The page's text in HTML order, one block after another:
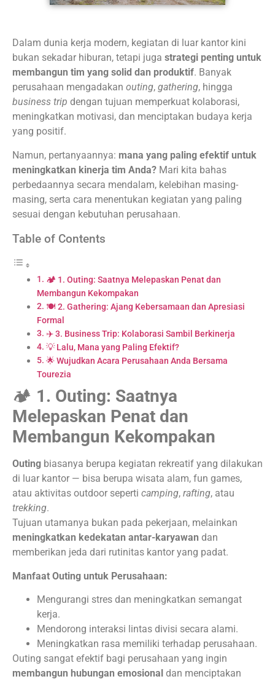
Dalam dunia kerja modern, kegiatan di luar kantor kini
bukan sekadar hiburan, tetapi juga strategi penting untuk
membangun tim yang solid dan produktif. Banyak
perusahaan mengadakan outing, gathering, hingga
business trip dengan tujuan memperkuat kolaborasi,
meningkatkan motivasi, dan menciptakan budaya kerja
yang positif.
Namun, pertanyaannya: mana yang paling efektif untuk
meningkatkan kinerja tim Anda? Mari kita bahas
perbedaannya secara mendalam, kelebihan masing-
masing, serta cara menentukan kegiatan yang paling
sesuai dengan kebutuhan perusahaan.
Table of Contents
🏕️ 1. Outing: Saatnya Melepaskan Penat dan
Membangun Kekompakan
🍽️ 2. Gathering: Ajang Kebersamaan dan Apresiasi
Formal
✈️ 3. Business Trip: Kolaborasi Sambil Berkinerja
💡 Lalu, Mana yang Paling Efektif?
🌟 Wujudkan Acara Perusahaan Anda Bersama
Tourezia
🏕️ 1. Outing: Saatnya
Melepaskan Penat dan
Membangun Kekompakan
Outing biasanya berupa kegiatan rekreatif yang dilakukan
di luar kantor — bisa berupa wisata alam, fun games,
atau aktivitas outdoor seperti camping, rafting, atau
trekking.
Tujuan utamanya bukan pada pekerjaan, melainkan
meningkatkan kedekatan antar-karyawan dan
memberikan jeda dari rutinitas kantor yang padat.
Manfaat Outing untuk Perusahaan:
Mengurangi stres dan meningkatkan semangat
kerja.
Mendorong interaksi lintas divisi secara alami.
Meningkatkan rasa memiliki terhadap perusahaan.
Outing sangat efektif bagi perusahaan yang ingin
membangun hubungan emosional dan menciptakan